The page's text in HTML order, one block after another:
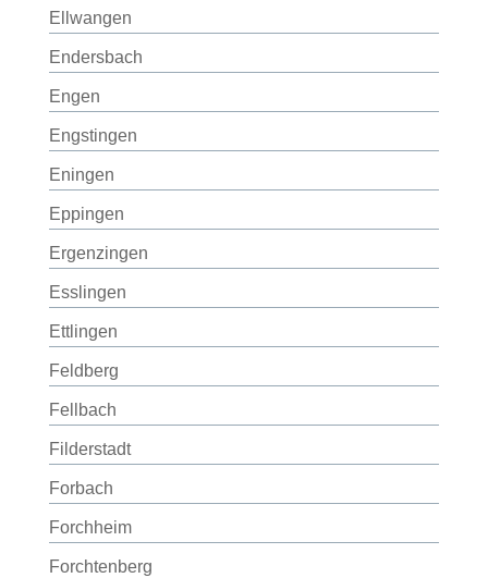
Ellwangen
Endersbach
Engen
Engstingen
Eningen
Eppingen
Ergenzingen
Esslingen
Ettlingen
Feldberg
Fellbach
Filderstadt
Forbach
Forchheim
Forchtenberg